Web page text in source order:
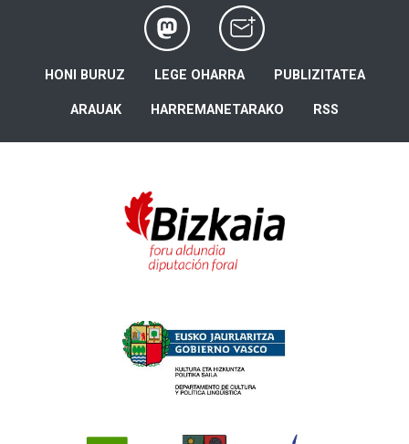
HONI BURUZ LEGE OHARRA PUBLIZITATEA
ARAUAK HARREMANETARAKO RSS